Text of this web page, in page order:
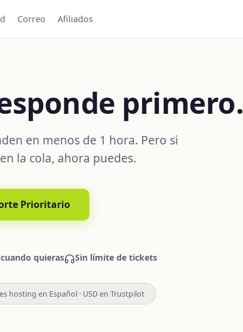
Correo Afiliados
primero.
en menos de 1 hora. Pero si
la cola, ahora puedes.
Prioritario
quieras Sin límite de tickets
hosting en Español · USD en Trustpilot